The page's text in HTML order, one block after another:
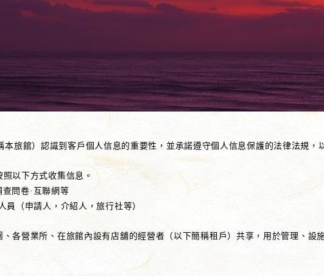
本旅館）認識到客戶個人信息的重要性，並承諾遵守個人信息保護的法律法規，
以下方式收集信息。
查問卷·互聯網等
員（申請人，介紹人，旅行社等）
各營業所、在旅館內設有店舖的經營者（以下簡稱租戶）共享，用於管理、設